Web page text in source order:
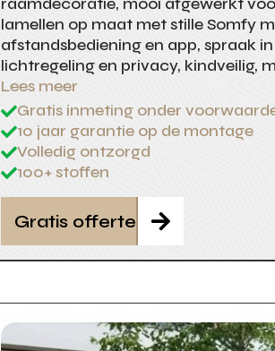
lamellen op maat met stille Somfy
afstandsbediening en app, spraak
lichtregeling en privacy, kindveilig,
Lees meer
Gratis inmeting onder
10 jaar garantie op de montage
Volledig ontzorgd
100+ stoffen

Gratis offerte